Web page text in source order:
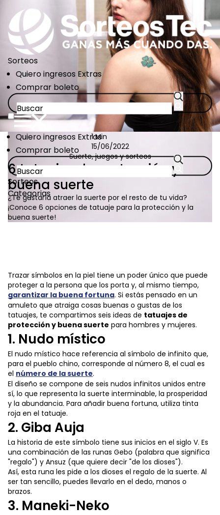
contenido
principal
Sorteos
CTA
Links
Quiero ingresos Extras
Comprar boleto
CTA
Links
Quiero ingresos Extras
Comprar boleto
Sorteos
Categorias
1 Min
15/06/2022
Suerte, juegos y sorteos
6 tatuajes de protección y
buena suerte
¿Te gustaría atraer la suerte por el resto de tu vida?
¡Conoce 6 opciones de tatuaje para la protección y la
buena suerte!
Trazar símbolos en la piel tiene un poder único que puede
proteger a la persona que los porta y, al mismo tiempo,
garantizar la buena fortuna. Si estás pensado en un
amuleto que atraiga cosas buenas o gustas de los
tatuajes, te compartimos seis ideas de tatuajes de
protección y buena suerte para hombres y mujeres.
1. Nudo místico
El nudo místico hace referencia al símbolo de infinito que,
para el pueblo chino, corresponde al número 8, el cual es
el número de la suerte.
El diseño se compone de seis nudos infinitos unidos entre
sí, lo que representa la suerte interminable, la prosperidad
y la abundancia. Para añadir buena fortuna, utiliza tinta
roja en el tatuaje.
2. Giba Auja
La historia de este símbolo tiene sus inicios en el siglo V. Es
una combinación de las runas Gebo (palabra que significa
"regalo") y Ansuz (que quiere decir "de los dioses").
Así, esta runa les pide a los dioses el regalo de la suerte. Al
ser tan sencillo, puedes llevarlo en el dedo, manos o
brazos.
3. Maneki-Neko